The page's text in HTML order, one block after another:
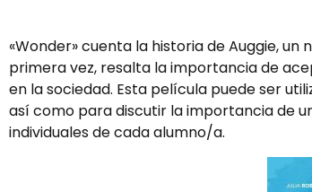
«Wonder» cuenta la historia de Auggie,
primera vez, resalta la importancia de
en la sociedad. Esta película puede ser
así como para discutir la importancia de
individuales de cada alumno/a.